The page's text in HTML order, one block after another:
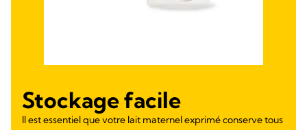
Stockage facile
Il est essentiel que votre lait maternel exprimé conserve tous